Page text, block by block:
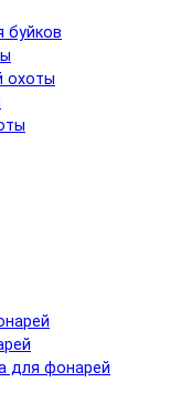
буйков
охоты
для фонарей